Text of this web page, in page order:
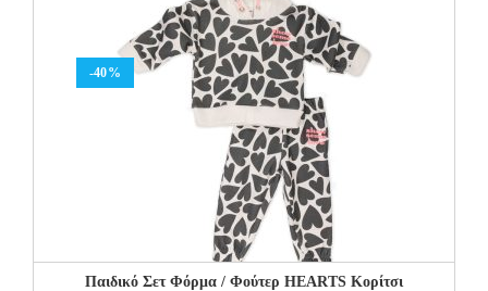
-40%
Παιδικό Σετ Φόρμα / Φούτερ HEARTS Κορίτσι